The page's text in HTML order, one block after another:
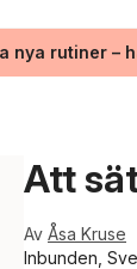
nya rutiner –
Att
Av Åsa Kruse
Inbunden,